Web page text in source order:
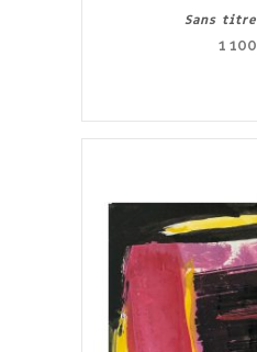
Sans titre
1 100